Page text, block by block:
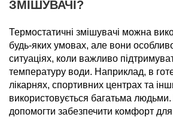
ЗМІШУВАЧІ?
Термостатичні змішувачі можна
будь-яких умовах, але вони
ситуаціях, коли важливо
температуру води. Наприклад, в
лікарнях, спортивних центрах та
використовується багатьма
допомогти забезпечити комфорт для